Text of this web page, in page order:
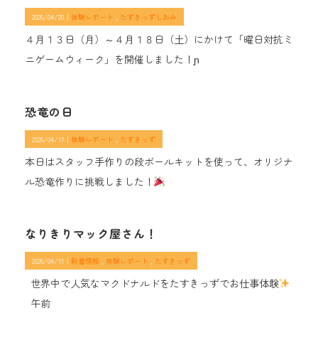
2026/04/20｜ 体験レポート たすきっずしおみ
４月１３日（月）～４月１８日（土）にかけて「曜日対抗ミ
ニゲームウィーク」を開催しました！ɲ
恐竜の日
2026/04/17｜ 体験レポート たすきっず
本日はスタッフ手作りの段ボールキットを使って、オリジナ
ル恐竜作りに挑戦しました！
なりきりマック屋さん！
2026/04/11｜ 新着情報 体験レポート たすきっず
世界中で人気なマクドナルドをたすきっずでお仕事体験
午前